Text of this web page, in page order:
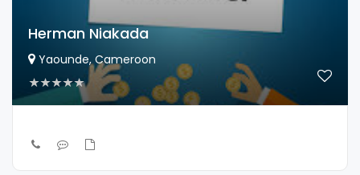
Herman Niakada
Yaounde, Cameroon